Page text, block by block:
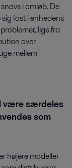
i omløb. De
fast i enhedens
lige fra
over
mellem
være særdeles
som
højere modeller